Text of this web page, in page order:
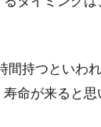
なお部屋に大
々こだわって考えた
間持つといわ
命が来ると思